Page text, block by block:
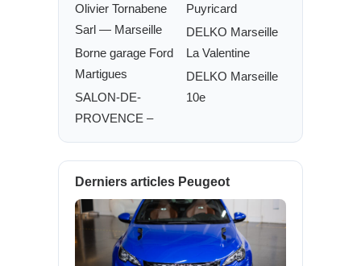
Olivier Tornabene
Sarl — Marseille
Borne garage Ford
Martigues
SALON-DE-
PROVENCE –
Puyricard
DELKO Marseille
La Valentine
DELKO Marseille
10e
Derniers articles Peugeot